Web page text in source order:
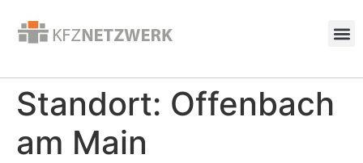
Standort: Offenbach
am Main